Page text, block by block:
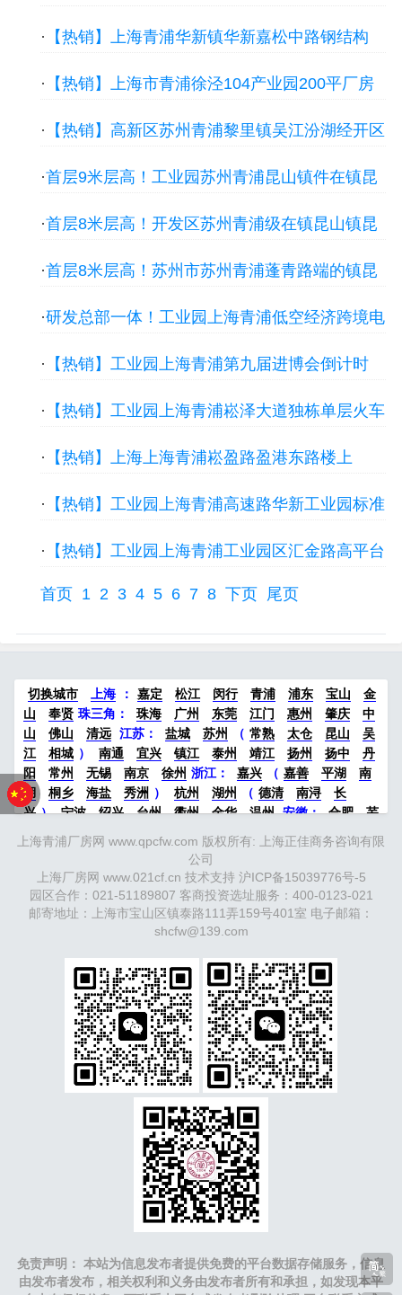
· 【热销】上海青浦华新镇华新嘉松中路钢结构
· 【热销】上海市青浦徐泾104产业园200平厂房
· 【热销】高新区苏州青浦黎里镇吴江汾湖经开区
·首层9米层高！工业园苏州青浦昆山镇件在镇昆
·首层8米层高！开发区苏州青浦级在镇昆山镇昆
·首层8米层高！苏州市苏州青浦蓬青路端的镇昆
·研发总部一体！工业园上海青浦低空经济跨境电
300家企业 厂房出租
· 【热销】工业园上海青浦第九届进博会倒计时
区总部16家 厂房出租
· 【热销】工业园上海青浦崧泽大道独栋单层火车
· 【热销】上海上海青浦崧盈路盈港东路楼上
104地厂房出租
· 【热销】工业园上海青浦高速路华新工业园标准
· 【热销】工业园上海青浦工业园区汇金路高平台
租近厂房出租
首页 1 2 3 4 5 6 7 8 下页 尾页
切换城市 上海 ： 嘉定 松江 闵行 青浦 浦东 宝山
金
山
奉贤 珠三角： 珠海 广州 东莞 江门 惠州 肇庆
中
山
佛山 清远 江苏 ： 盐城 苏州 （ 常熟 太仓 昆山
吴
江
相城 ） 南通 宜兴 镇江 泰州 靖江 扬州 扬中
丹
阳
常州 无锡 南京 徐州 浙江： 嘉兴 （ 嘉善 平湖
南
湖
桐乡 海盐 秀洲 ） 杭州 湖州 （ 德清 南浔
长
兴 ） 宁波 绍兴 台州 衢州 金华 温州 安徽： 合肥
芜
滁州 马鞍山 中部： 南昌
阳
新密 武汉 宜昌 重庆 成都 德阳 长沙
株洲
湘潭
西安 京津冀鲁： 北京 天津 廊坊 （ 固安 香河
厂
永清 三河 霸州 ） 保定 （ 涿州 涞水 ） 太原
晋中
沈阳
济南 济宁 绵阳 石家庄 沧州 唐山 潍坊
德州
福建： 福州 漳州
马来西亚 新加坡 墨西哥 荷兰 美国 地产商：
中南高科 华夏幸福 联东U谷 万洋 均和
咨询热线： 400-0123-021
上海青浦厂房网 www.qpcfw.com 版权所有: 上海正佳商务咨询有限
公司
上海厂房网 www.021cf.cn 技术支持 沪ICP备15039776号-5
园区合作：021-51189807 客商投资选址服务：400-0123-021
邮寄地址：上海市宝山区镇泰路111弄159号401室 电子邮箱：
shcfw@139.com
免责声明： 本站为信息发布者提供免费的平台数据存储服务，信息
由发布者发布，相关权利和义务由发布者所有和承担，如发现本平